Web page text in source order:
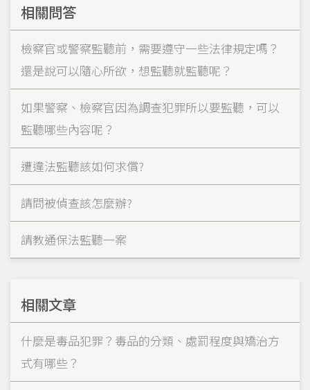
相關問答
檢察官或警察監聽前，需要遵守一些法律規定嗎？
還是說可以隨心所欲，想監聽就監聽呢？
如果警察、檢察官因為調查犯罪所以要監聽，可以
監聽哪些內容呢？
遭違法監聽該如何求償?
請問被偵查該怎麼辦?
請教通保法監聽一案
相關文章
什麼是毒品犯罪？毒品的分類、處罰程度與矯治方
式有哪些？